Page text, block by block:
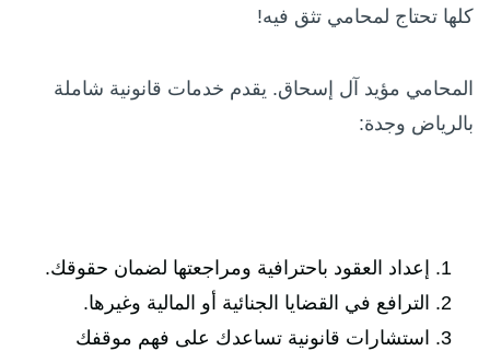
كلها تحتاج لمحامي تثق فيه!
المحامي مؤيد آل إسحاق. يقدم خدمات قانونية شاملة
بالرياض وجدة:
إعداد العقود باحترافية ومراجعتها لضمان حقوقك.
الترافع في القضايا الجنائية أو المالية وغيرها.
استشارات قانونية تساعدك على فهم موقفك